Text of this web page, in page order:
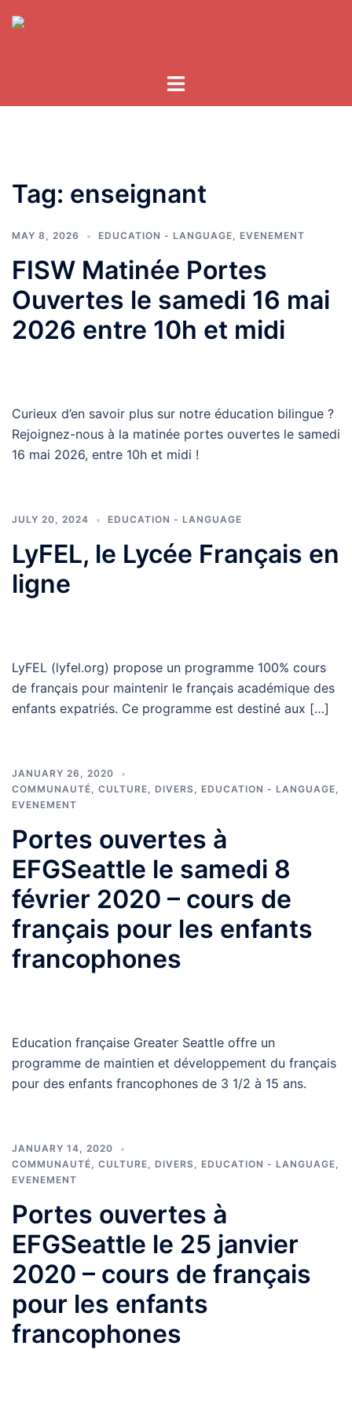
Tag: enseignant
MAY 8, 2026 EDUCATION - LANGUAGE, EVENEMENT
FISW Matinée Portes
Ouvertes le samedi 16 mai
2026 entre 10h et midi
Curieux d’en savoir plus sur notre éducation bilingue ?
Rejoignez-nous à la matinée portes ouvertes le samedi
16 mai 2026, entre 10h et midi !
JULY 20, 2024 EDUCATION - LANGUAGE
LyFEL, le Lycée Français en
ligne
LyFEL (lyfel.org) propose un programme 100% cours
de français pour maintenir le français académique des
enfants expatriés. Ce programme est destiné aux […]
JANUARY 26, 2020
COMMUNAUTÉ, CULTURE, DIVERS, EDUCATION - LANGUAGE,
EVENEMENT
Portes ouvertes à
EFGSeattle le samedi 8
février 2020 – cours de
français pour les enfants
francophones
Education française Greater Seattle offre un
programme de maintien et développement du français
pour des enfants francophones de 3 1/2 à 15 ans.
JANUARY 14, 2020
COMMUNAUTÉ, CULTURE, DIVERS, EDUCATION - LANGUAGE,
EVENEMENT
Portes ouvertes à
EFGSeattle le 25 janvier
2020 – cours de français
pour les enfants
francophones